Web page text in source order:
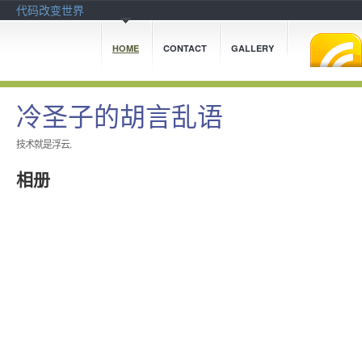
代码改变世界
HOME CONTACT GALLERY
冷圣子的胡言乱语
技术就是浮云.
相册